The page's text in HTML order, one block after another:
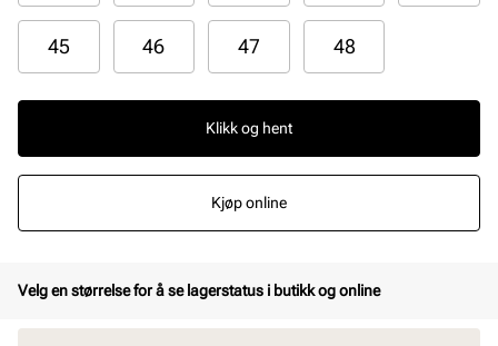
45 46 47 48
Klikk og hent
Kjøp online
Velg en størrelse for å se lagerstatus i butikk og online